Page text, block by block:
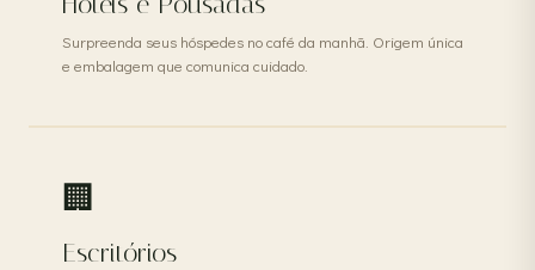
Surpreenda seus hóspedes no café da manhã. Origem única
e embalagem que comunica cuidado.
🏢
Escritórios